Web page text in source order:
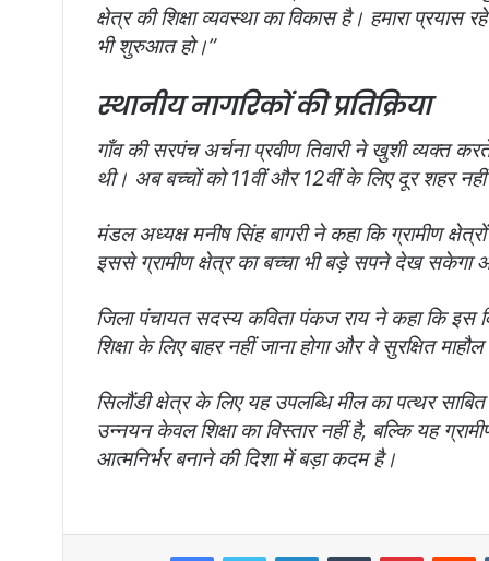
क्षेत्र की शिक्षा व्यवस्था का विकास है। हमारा प्रयास
भी शुरुआत हो।”
स्थानीय नागरिकों की प्रतिक्रिया
गाँव की सरपंच अर्चना प्रवीण तिवारी ने खुशी व्यक्त
थी। अब बच्चों को 11वीं और 12वीं के लिए दूर शहर नहीं
मंडल अध्यक्ष मनीष सिंह बागरी ने कहा कि ग्रामीण
इससे ग्रामीण क्षेत्र का बच्चा भी बड़े सपने देख सकेगा
जिला पंचायत सदस्य कविता पंकज राय ने कहा कि इस
शिक्षा के लिए बाहर नहीं जाना होगा और वे सुरक्षित
सिलौंडी क्षेत्र के लिए यह उपलब्धि मील का पत्थर
उन्नयन केवल शिक्षा का विस्तार नहीं है, बल्कि यह
आत्मनिर्भर बनाने की दिशा में बड़ा कदम है।